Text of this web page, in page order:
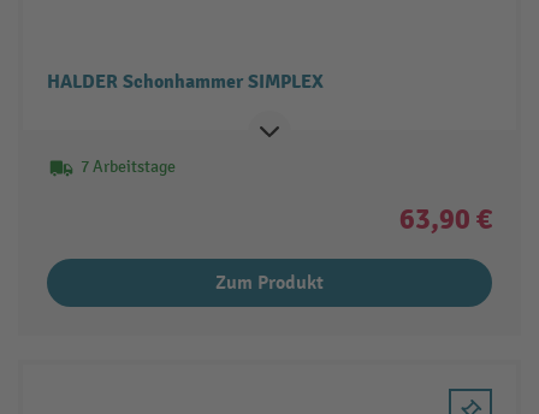
HALDER Schonhammer SIMPLEX
7 Arbeitstage
63,90 €
Zum Produkt